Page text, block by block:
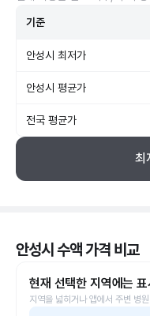
기준
안성시 최저가
안성시 평균가
전국 평균가
최
안성시 수액 가격 비교
현재 선택한 지역에는
지역을 넓히거나 앱에서 주변 병